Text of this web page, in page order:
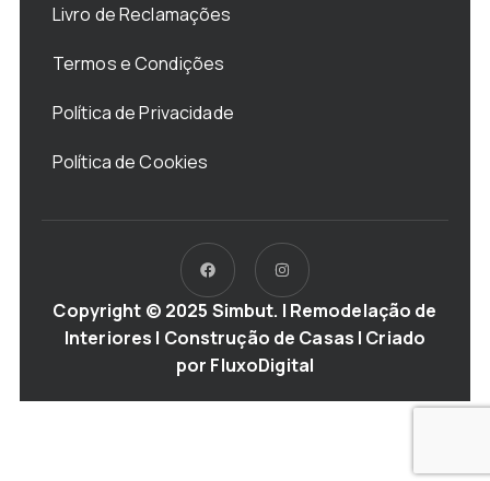
Livro de Reclamações
Termos e Condições
Política de Privacidade
Política de Cookies
Copyright © 2025 Simbut. | Remodelação de
Interiores | Construção de Casas | Criado
por FluxoDigital